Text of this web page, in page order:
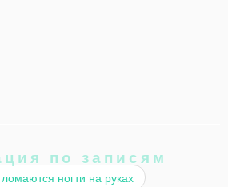
по записям
ногти на руках